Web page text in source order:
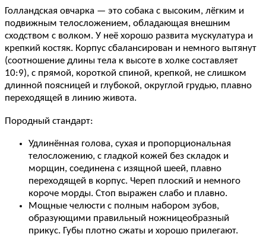
Голландская овчарка — это собака с высоким, лёгким и
подвижным телосложением, обладающая внешним
сходством с волком. У неё хорошо развита мускулатура и
крепкий костяк. Корпус сбалансирован и немного вытянут
(соотношение длины тела к высоте в холке составляет
10:9), с прямой, короткой спиной, крепкой, не слишком
длинной поясницей и глубокой, округлой грудью, плавно
переходящей в линию живота.
Породный стандарт:
Удлинённая голова, сухая и пропорциональная
телосложению, с гладкой кожей без складок и
морщин, соединена с изящной шеей, плавно
переходящей в корпус. Череп плоский и немного
короче морды. Стоп выражен слабо и плавно.
Мощные челюсти с полным набором зубов,
образующими правильный ножницеобразный
прикус. Губы плотно сжаты и хорошо прилегают.